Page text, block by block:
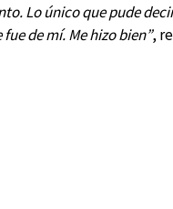
Lo único que pude
de mí. Me hizo bien”,